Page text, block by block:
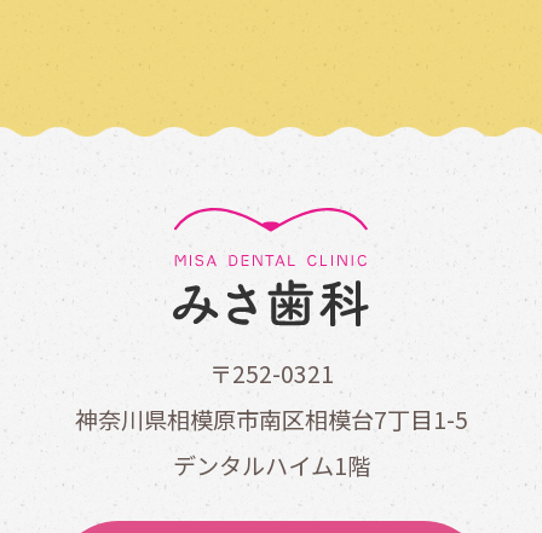
〒252-0321
神奈川県相模原市南区相模台7丁目1-5
デンタルハイム1階